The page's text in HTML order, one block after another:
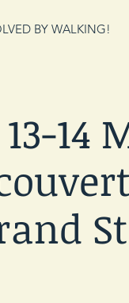
BY WALKING!
13-14